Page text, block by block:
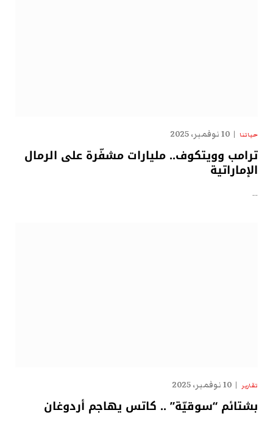
حياتنا 10 نوفمبر، 2025
ترامب وويتكوف.. مليارات مشفّرة على الرمال
الإماراتية
…
تقارير 10 نوفمبر، 2025
بشتائم “سوقيّة” .. كاتس يهاجم أردوغان